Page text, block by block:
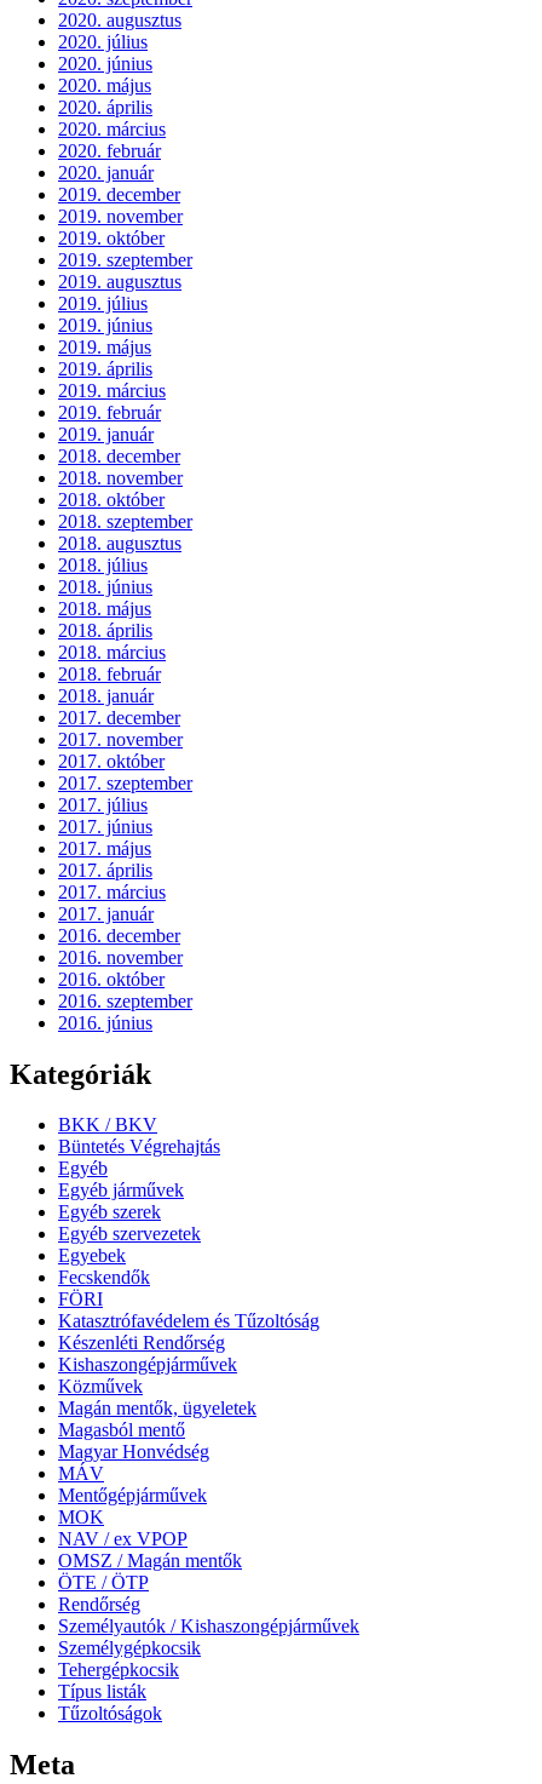
2020. augusztus
2020. július
2020. június
2020. május
2020. április
2020. március
2020. február
2020. január
2019. december
2019. november
2019. október
2019. szeptember
2019. augusztus
2019. július
2019. június
2019. május
2019. április
2019. március
2019. február
2019. január
2018. december
2018. november
2018. október
2018. szeptember
2018. augusztus
2018. július
2018. június
2018. május
2018. április
2018. március
2018. február
2018. január
2017. december
2017. november
2017. október
2017. szeptember
2017. július
2017. június
2017. május
2017. április
2017. március
2017. január
2016. december
2016. november
2016. október
2016. szeptember
2016. június
Kategóriák
BKK / BKV
Büntetés Végrehajtás
Egyéb
Egyéb járművek
Egyéb szerek
Egyéb szervezetek
Egyebek
Fecskendők
FÖRI
Katasztrófavédelem és Tűzoltóság
Készenléti Rendőrség
Kishaszongépjárművek
Közművek
Magán mentők, ügyeletek
Magasból mentő
Magyar Honvédség
MÁV
Mentőgépjárművek
MOK
NAV / ex VPOP
OMSZ / Magán mentők
ÖTE / ÖTP
Rendőrség
Személyautók / Kishaszongépjárművek
Személygépkocsik
Tehergépkocsik
Típus listák
Tűzoltóságok
Meta